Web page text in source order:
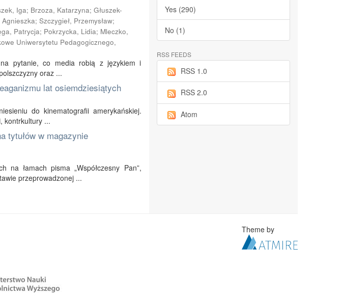
Iga; Brzoza, Katarzyna; Głuszek-
; Szczygieł, Przemysław;
Patrycja; Pokrzycka, Lidia; Mleczko,
Uniwersytetu Pedagogicznego,
pytanie, co media robią z językiem i
oraz ...
lat osiemdziesiątych
do kinematografii amerykańskiej.
kontrkultury ...
tytułów w magazynie
na łamach pisma „Współczesny Pan”,
przeprowadzonej ...
Yes (290)
No (1)
RSS FEEDS
RSS 1.0
RSS 2.0
Atom
Theme by